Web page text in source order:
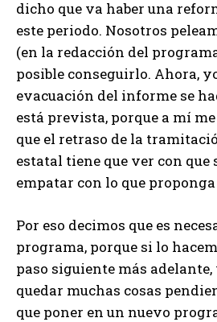
dicho que va haber una
este periodo. Nosotros
(en la redacción del
posible conseguirlo. Ahora,
evacuación del informe se
está prevista, porque a mí
que el retraso de la
estatal tiene que ver con que
empatar con lo que
Por eso decimos que es
programa, porque si lo
paso siguiente más adelante,
quedar muchas cosas
que poner en un nuevo